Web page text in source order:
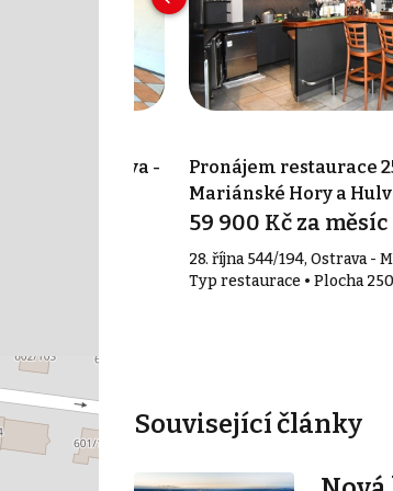
125 m², Ostrava -
Pronájem restaurace
Mariánské Hory a
59 900 Kč za měsíc
28. října 544/194, Ostrava -
Typ restaurace • Plocha
Související články